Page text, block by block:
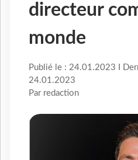
directeur
monde
Publié le : 24.01.2023 I
24.01.2023
Par redaction